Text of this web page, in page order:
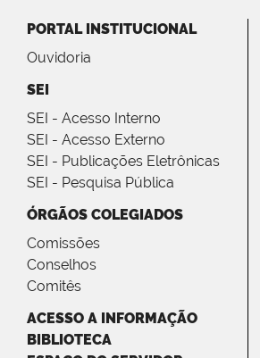
PORTAL INSTITUCIONAL
Ouvidoria
SEI
SEI - Acesso Interno
SEI - Acesso Externo
SEI - Publicações Eletrônicas
SEI - Pesquisa Pública
ÓRGÃOS COLEGIADOS
Comissões
Conselhos
Comitês
ACESSO A INFORMAÇÃO
BIBLIOTECA